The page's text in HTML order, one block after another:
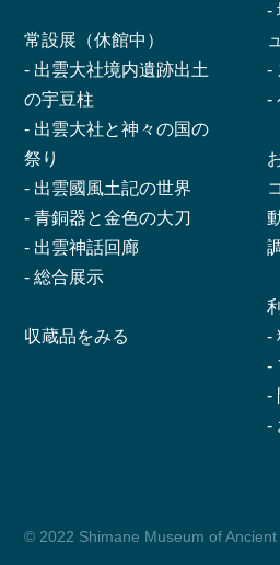
常設展（休館中）
- 出雲大社境内遺跡出土
の宇豆柱
- 出雲大社と神々の国の
祭り
- 出雲國風土記の世界
-青銅器と金色の大刀
- 出雲神話回廊
-総合展示
収蔵品をみる
-
-
-
-
-
-
-
© 2022 Shimane Museum of Ancient